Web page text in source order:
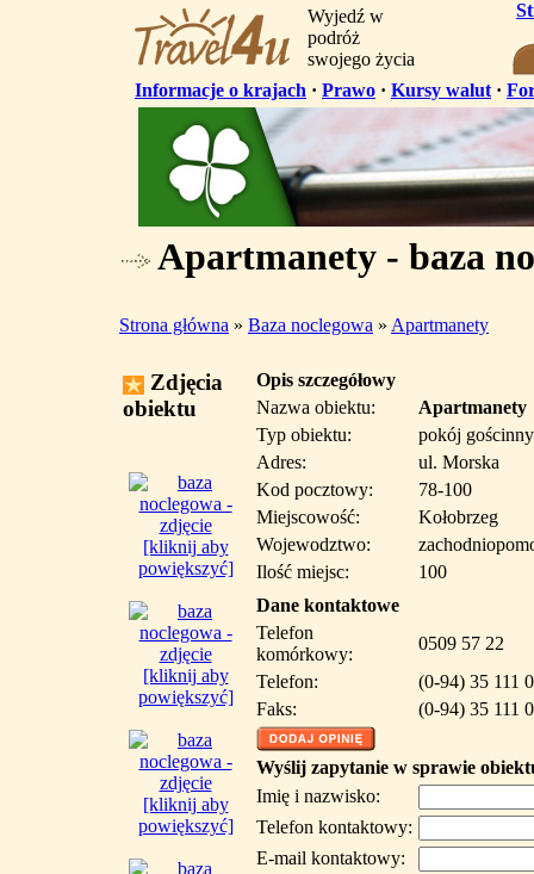
Wyjedź w
podróż
swojego życia
Informacje o krajach · Prawo · Kursy walut ·
Apartmanety - baza
Strona główna » Baza noclegowa » Apartmanety
Zdjęcia
obiektu
[kliknij aby
powiększyć]
[kliknij aby
powiększyć]
[kliknij aby
powiększyć]
Opis szczegółowy
Nazwa obiektu:
Apartmanety
Typ obiektu:
pokój gościnny
Adres:
ul. Morska
Kod pocztowy:
78-100
Miejscowość:
Kołobrzeg
Wojewodztwo:
Ilość miejsc:
100
Dane kontaktowe
Telefon
komórkowy:
0509 57 22
Telefon:
(0-94) 35 111
Faks:
(0-94) 35 111
Wyślij zapytanie w sprawie
Imię i nazwisko:
Telefon kontaktowy:
E-mail kontaktowy: